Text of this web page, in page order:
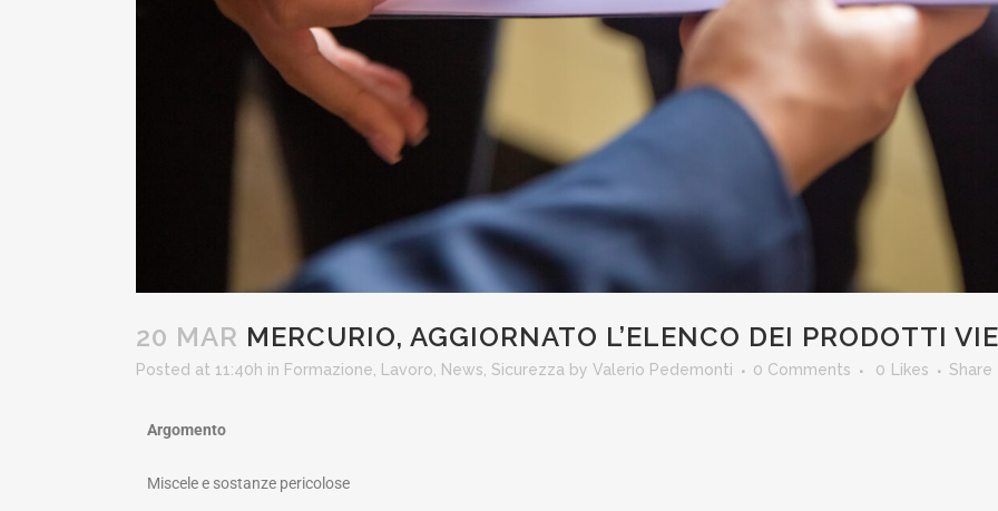
20 MAR MERCURIO, AGGIORNATO L’ELENCO DEI PRODOTTI
Posted at 11:40h in Formazione, Lavoro, News, Sicurezza by Valerio Pedemonti 0 Comments 0 Likes Share
Argomento
Miscele e sostanze pericolose